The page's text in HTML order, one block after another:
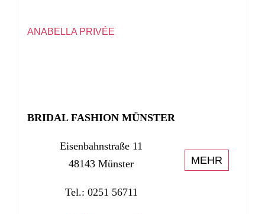
ANABELLA PRIVÉE
BRIDAL FASHION MÜNSTER
Eisenbahnstraße 11
48143 Münster
Tel.: 0251 56711
MEHR